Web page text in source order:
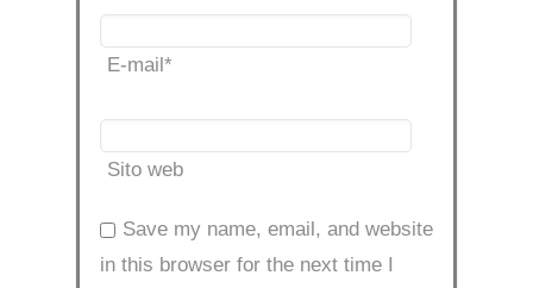
E-mail*
Sito web
Save my name, email, and website
in this browser for the next time I